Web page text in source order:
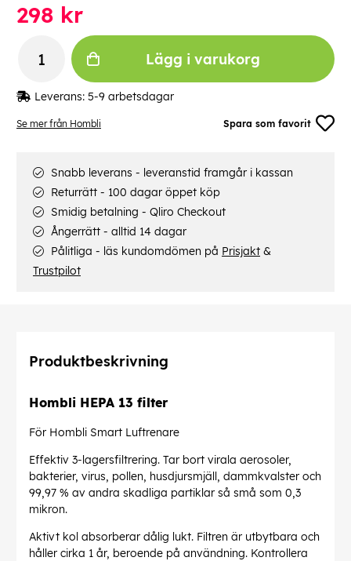
Se mer från Hombli Spara som favorit
298 kr
Lägg i varukorg
Leverans: 5-9 arbetsdagar
Snabb leverans - leveranstid framgår i kassan
Returrätt - 100 dagar öppet köp
Smidig betalning - Qliro Checkout
Ångerrätt - alltid 14 dagar
Pålitliga - läs kundomdömen på Prisjakt &
Trustpilot
Produktbeskrivning
Hombli HEPA 13 filter
För Hombli Smart Luftrenare
Effektiv 3-lagersfiltrering. Tar bort virala aerosoler,
bakterier, virus, pollen, husdjursmjäll, dammkvalster och
99,97 % av andra skadliga partiklar så små som 0,3
mikron.
Aktivt kol absorberar dålig lukt. Filtren är utbytbara och
håller cirka 1 år, beroende på användning. Kontrollera